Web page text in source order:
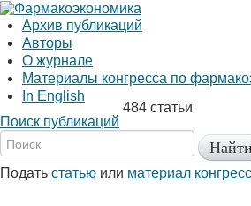
Архив публикаций
Авторы
О журнале
Материалы конгресса по
In English
Поиск публикаций
484 статьи
Подать статью или материал